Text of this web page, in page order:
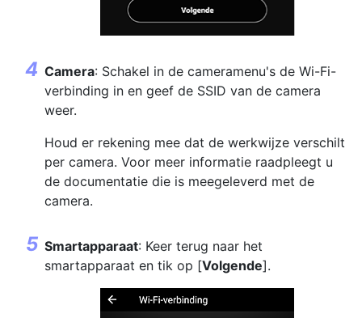
Camera: Schakel in de cameramenu's de Wi-Fi-
verbinding in en geef de SSID van de camera
weer.
Houd er rekening mee dat de werkwijze verschilt
per camera. Voor meer informatie raadpleegt u
de documentatie die is meegeleverd met de
camera.
Smartapparaat: Keer terug naar het
smartapparaat en tik op [Volgende].